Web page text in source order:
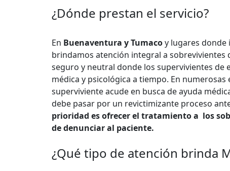
¿Dónde prestan el servicio?
En Buenaventura y Tumacoy lugares donde
brindamos atención integral a sobrevivientes
seguro y neutral donde los supervivientes de
médica y psicológica a tiempo. En
superviviente acude en busca de ayuda
debe pasar por un revictimizante proceso
prioridad es ofrecer el tratamiento a los
de denunciar al paciente.
¿Qué tipo de atención brinda